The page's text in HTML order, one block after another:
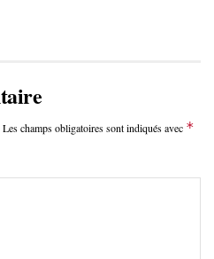
Les champs obligatoires sont indiqués avec *